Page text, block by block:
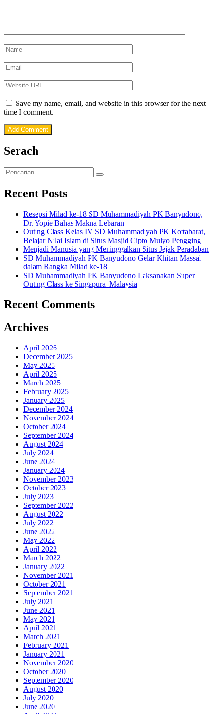
Save my name, email, and website in this browser for the next
time I comment.
Serach
Recent Posts
Resepsi Milad ke-18 SD Muhammadiyah PK Banyudono,
Dr. Yopie Bahas Makna Lebaran
Outing Class Kelas IV SD Muhammadiyah PK Kottabarat,
Belajar Nilai Islam di Situs Masjid Cipto Mulyo Pengging
Menjadi Manusia yang Meninggalkan Situs Jejak Peradaban
SD Muhammadiyah PK Banyudono Gelar Khitan Massal
dalam Rangka Milad ke-18
SD Muhammadiyah PK Banyudono Laksanakan Super
Outing Class ke Singapura–Malaysia
Recent Comments
Archives
April 2026
December 2025
May 2025
April 2025
March 2025
February 2025
January 2025
December 2024
November 2024
October 2024
September 2024
August 2024
July 2024
June 2024
January 2024
November 2023
October 2023
July 2023
September 2022
August 2022
July 2022
June 2022
May 2022
April 2022
March 2022
January 2022
November 2021
October 2021
September 2021
July 2021
June 2021
May 2021
April 2021
March 2021
February 2021
January 2021
November 2020
October 2020
September 2020
August 2020
July 2020
June 2020